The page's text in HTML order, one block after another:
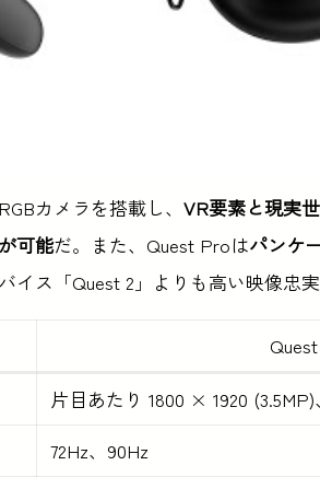
カメラを搭載し、 VR要素と現実
可能だ。また、Quest Proはパンケ
イス「Quest 2」よりも高い映像忠
片目あたり 1800 × 1920
72Hz、90Hz